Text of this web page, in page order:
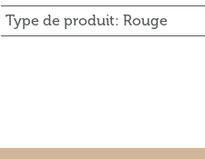
Type de produit: Rouge